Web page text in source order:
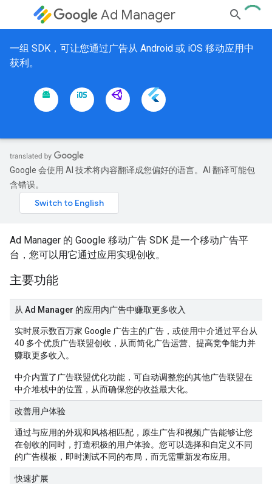
Ad Manager
一组 SDK，可让您通过广告从 Android 或 iOS 移动应用中
获利。
Google 会使用 AI 技术将内容翻译成您偏好的语言。AI 翻译可能包
含错误。
Ad Manager 的 Google 移动广告 SDK 是一个移动广告平
台，您可以用它通过应用实现创收。
主要功能
从 Ad Manager 的应用内广告中赚取更多收入
实时展示数百万家 Google 广告主的广告，或使用中介通过平台从
40 多个优质广告联盟创收，从而简化广告运营、提高竞争能力并
赚取更多收入。
中介内置了广告联盟优化功能，可自动调整您的其他广告联盟在
中介堆栈中的位置，从而确保您的收益最大化。
改善用户体验
通过与应用的外观和风格相匹配，原生广告和视频广告能够让您
在创收的同时，打造积极的用户体验。您可以选择和自定义不同
的广告模板，即时测试不同的布局，而无需重新发布应用。
快速扩展